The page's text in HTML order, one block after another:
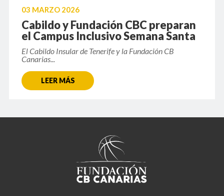
03 MARZO 2026
Cabildo y Fundación CBC preparan
el Campus Inclusivo Semana Santa
El Cabildo Insular de Tenerife y la Fundación CB
Canarias...
LEER MÁS